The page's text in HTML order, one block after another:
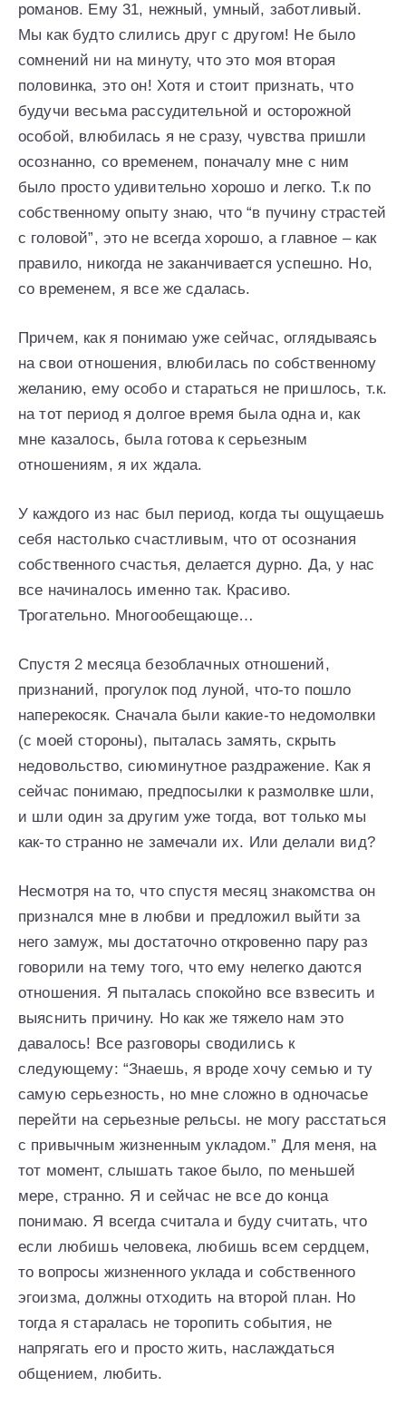
романов. Ему 31, нежный, умный, заботливый.
Мы как будто слились друг с другом! Не было
сомнений ни на минуту, что это моя вторая
половинка, это он! Хотя и стоит признать, что
будучи весьма рассудительной и осторожной
особой, влюбилась я не сразу, чувства пришли
осознанно, со временем, поначалу мне с ним
было просто удивительно хорошо и легко. Т.к по
собственному опыту знаю, что “в пучину страстей
с головой”, это не всегда хорошо, а главное – как
правило, никогда не заканчивается успешно. Но,
со временем, я все же сдалась.
Причем, как я понимаю уже сейчас, оглядываясь
на свои отношения, влюбилась по собственному
желанию, ему особо и стараться не пришлось, т.к.
на тот период я долгое время была одна и, как
мне казалось, была готова к серьезным
отношениям, я их ждала.
У каждого из нас был период, когда ты ощущаешь
себя настолько счастливым, что от осознания
собственного счастья, делается дурно. Да, у нас
все начиналось именно так. Красиво.
Трогательно. Многообещающе…
Спустя 2 месяца безоблачных отношений,
признаний, прогулок под луной, что-то пошло
наперекосяк. Сначала были какие-то недомолвки
(с моей стороны), пыталась замять, скрыть
недовольство, сиюминутное раздражение. Как я
сейчас понимаю, предпосылки к размолвке шли,
и шли один за другим уже тогда, вот только мы
как-то странно не замечали их. Или делали вид?
Несмотря на то, что спустя месяц знакомства он
признался мне в любви и предложил выйти за
него замуж, мы достаточно откровенно пару раз
говорили на тему того, что ему нелегко даются
отношения. Я пыталась спокойно все взвесить и
выяснить причину. Но как же тяжело нам это
давалось! Все разговоры сводились к
следующему: “Знаешь, я вроде хочу семью и ту
самую серьезность, но мне сложно в одночасье
перейти на серьезные рельсы. не могу расстаться
с привычным жизненным укладом.” Для меня, на
тот момент, слышать такое было, по меньшей
мере, странно. Я и сейчас не все до конца
понимаю. Я всегда считала и буду считать, что
если любишь человека, любишь всем сердцем,
то вопросы жизненного уклада и собственного
эгоизма, должны отходить на второй план. Но
тогда я старалась не торопить события, не
напрягать его и просто жить, наслаждаться
общением, любить.